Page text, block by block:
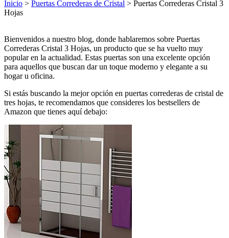
Inicio > Puertas Correderas de Cristal > Puertas Correderas Cristal 3
Hojas
Bienvenidos a nuestro blog, donde hablaremos sobre Puertas
Correderas Cristal 3 Hojas, un producto que se ha vuelto muy
popular en la actualidad. Estas puertas son una excelente opción
para aquellos que buscan dar un toque moderno y elegante a su
hogar u oficina.
Si estás buscando la mejor opción en puertas correderas de cristal de
tres hojas, te recomendamos que consideres los bestsellers de
Amazon que tienes aquí debajo: